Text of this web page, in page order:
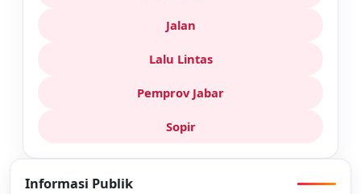
Jalan
Lalu Lintas
Pemprov Jabar
Sopir
Informasi Publik